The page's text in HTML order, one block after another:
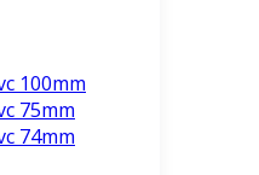
100mm
75mm
74mm